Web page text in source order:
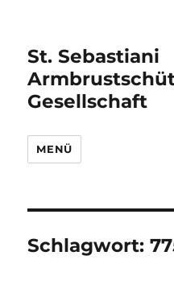
St. Sebastiani
Gesellschaft
MENÜ
Schlagwort: